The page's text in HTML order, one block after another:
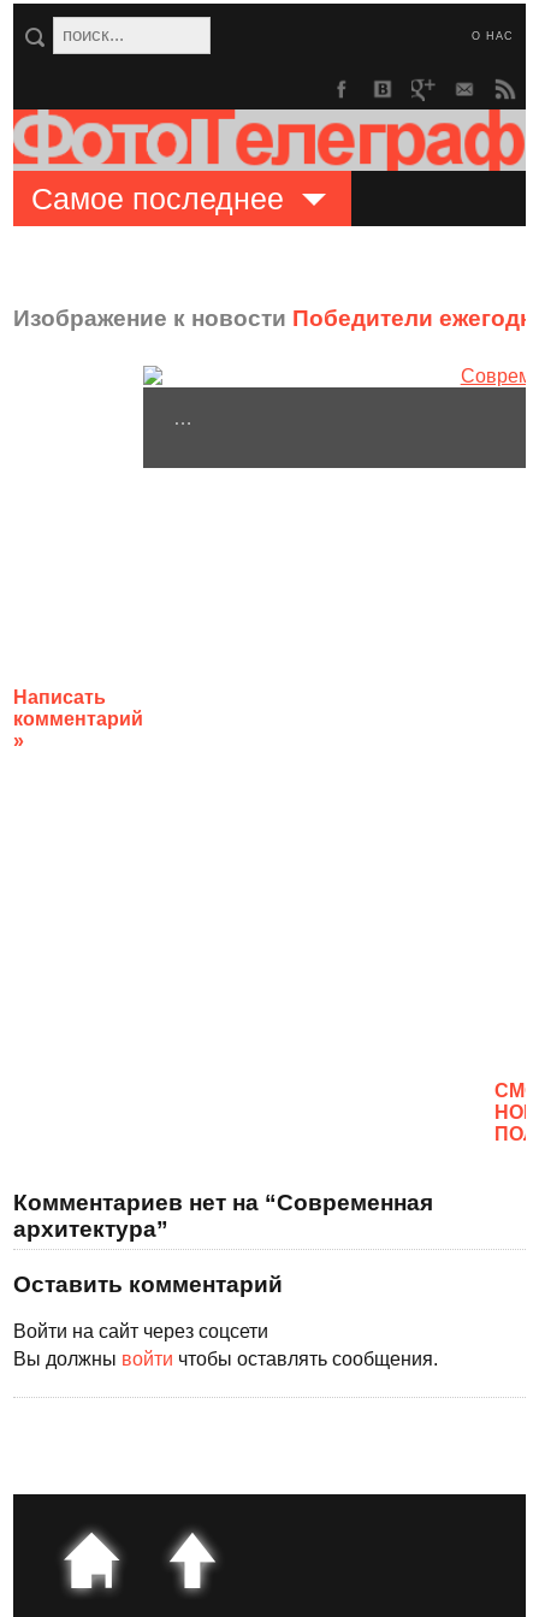
О НАС
Самое последнее
Изображение к новости Победители
Написать
комментарий
»
…
Комментариев нет на “Современная
архитектура”
Оставить комментарий
Войти на сайт через соцсети
Вы должны войти чтобы оставлять сообщения.